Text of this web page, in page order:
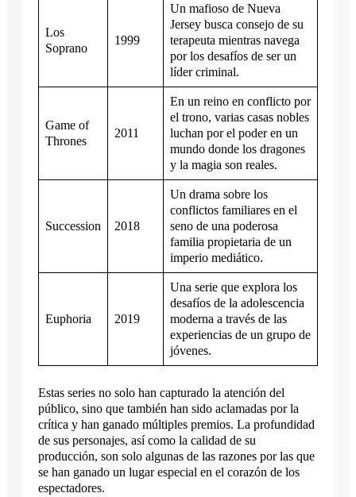
Los
Soprano
1999
Un mafioso de Nueva
Jersey busca consejo de su
terapeuta mientras navega
por los desafíos de ser un
líder criminal.
Game of
Thrones
2011
En un reino en conflicto por
el trono, varias casas nobles
luchan por el poder en un
mundo donde los dragones
y la magia son reales.
Succession 2018
Un drama sobre los
conflictos familiares en el
seno de una poderosa
familia propietaria de un
imperio mediático.
Euphoria 2019
Una serie que explora los
desafíos de la adolescencia
moderna a través de las
experiencias de un grupo de
jóvenes.
Estas series no solo han capturado la atención del
público, sino que también han sido aclamadas por la
crítica y han ganado múltiples premios. La profundidad
de sus personajes, así como la calidad de su
producción, son solo algunas de las razones por las que
se han ganado un lugar especial en el corazón de los
espectadores.